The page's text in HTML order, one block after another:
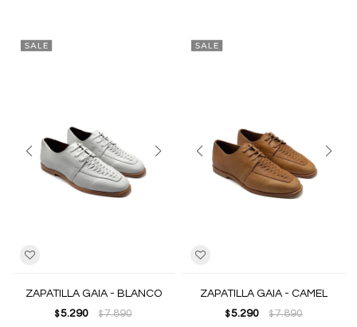
ZAPATILLA GAIA - BLANCO
$ 5.290 $7.890
ZAPATILLA GAIA - CAMEL
$ 5.290 $7.890